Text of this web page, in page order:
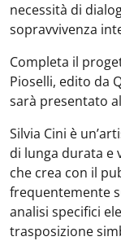
necessità di
sopravvivenza
Completa il
Pioselli, edito da
sarà presentato
Silvia Cini è
di lunga durata e
che crea con il
frequentemente
analisi specifici
trasposizione